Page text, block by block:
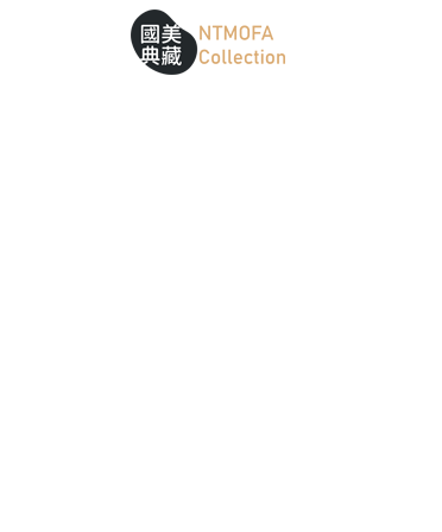
跳到中間主要內容區
網站導覽
:::